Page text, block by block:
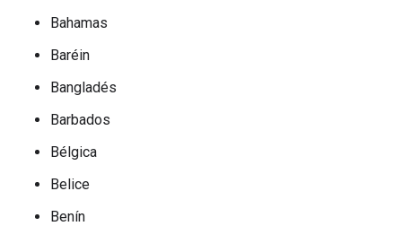
Bahamas
Baréin
Bangladés
Barbados
Bélgica
Belice
Benín